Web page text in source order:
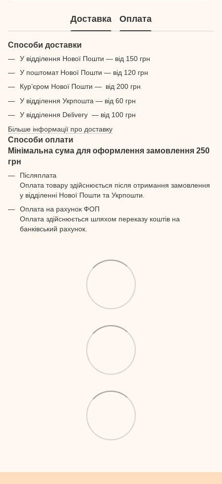
Доставка Оплата
Способи доставки
У відділення Нової Пошти — від 150 грн
У поштомат Нової Пошти — від 120 грн
Кур’єром Нової Пошти — від 200 грн
У відділення Укрпошта — від 60 грн
У відділення Delivery — від 100 грн
Більше інформації про доставку
Способи оплати
Мінімальна сума для оформлення замовлення 250
грн
Післяплата
Оплата товару здійснюється після отримання замовлення
у відділенні Нової Пошти та Укрпошти.
Оплата на рахунок ФОП
Оплата здійснюється шляхом переказу коштів на
банківський рахунок.